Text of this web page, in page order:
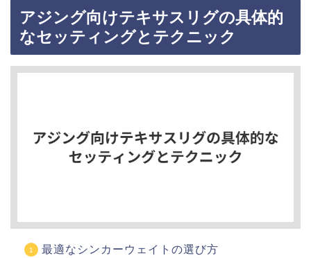
アジング向けテキサスリグの具体的
なセッティングとテクニック
最適なシンカーウェイトの選び方